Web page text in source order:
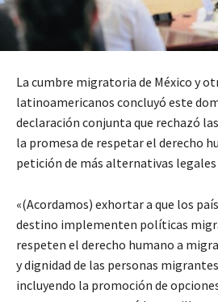
La cumbre migratoria de México y
latinoamericanos concluyó este
declaración conjunta que rechazó
la promesa de respetar el derecho
petición de más alternativas
«(Acordamos) exhortar a que los
destino implementen políticas
respeten el derecho humano a
y dignidad de las personas
incluyendo la promoción de